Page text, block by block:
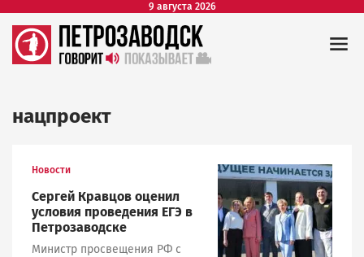
9 августа 2026
нацпроект
Новости
Сергей Кравцов оценил
условия проведения ЕГЭ в
Петрозаводске
Министр просвещения РФ с
Image